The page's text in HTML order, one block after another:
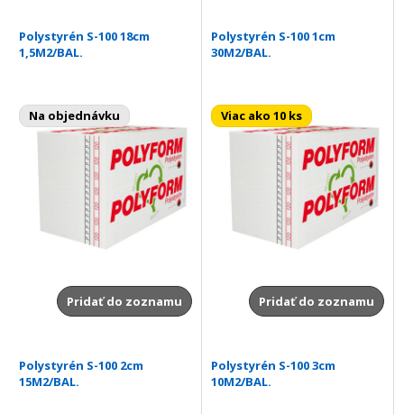
Polystyrén S-100 18cm
1,5M2/BAL.
Na objednávku
Pridať do zoznamu
Polystyrén S-100 1cm
30M2/BAL.
Viac ako 10 ks
Pridať do zoznamu
Polystyrén S-100 2cm
15M2/BAL.
Polystyrén S-100 3cm
10M2/BAL.